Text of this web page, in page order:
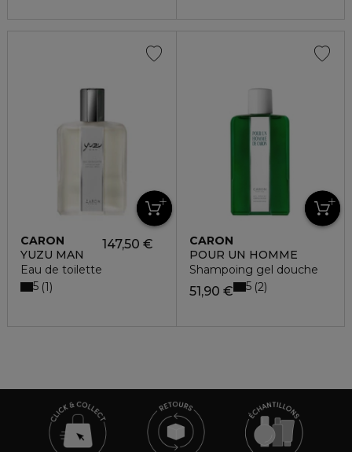
CARON
YUZU MAN
Eau de toilette
147,50 €
5 1
CARON
POUR UN HOMME
Shampoing gel douche
51,90 € 5 2